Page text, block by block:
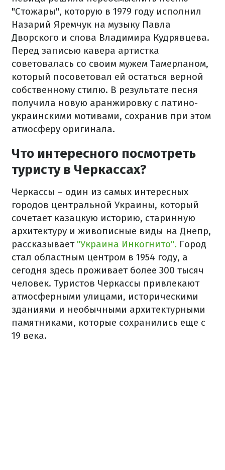
"Стожары", которую в 1979 году исполнил
Назарий Яремчук на музыку Павла
Дворского и слова Владимира Кудрявцева.
Перед записью кавера артистка
советовалась со своим мужем Тамерланом,
который посоветовал ей остаться верной
собственному стилю. В результате песня
получила новую аранжировку с латино-
украинскими мотивами, сохранив при этом
атмосферу оригинала.
Что интересного посмотреть
туристу в Черкассах?
Черкассы – один из самых интересных
городов центральной Украины, который
сочетает казацкую историю, старинную
архитектуру и живописные виды на Днепр,
рассказывает "Украина Инкогнито". Город
стал областным центром в 1954 году, а
сегодня здесь проживает более 300 тысяч
человек. Туристов Черкассы привлекают
атмосферными улицами, историческими
зданиями и необычными архитектурными
памятниками, которые сохранились еще с
19 века.